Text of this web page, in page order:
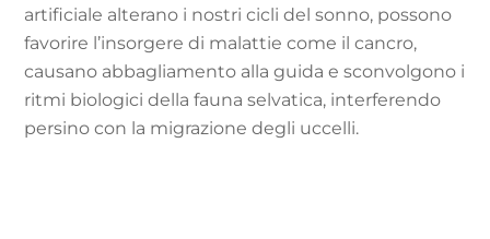
artificiale alterano i nostri cicli del sonno, possono
favorire l’insorgere di malattie come il cancro,
causano abbagliamento alla guida e sconvolgono i
ritmi biologici della fauna selvatica, interferendo
persino con la migrazione degli uccelli.